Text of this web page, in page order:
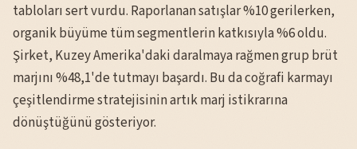
tabloları sert vurdu. Raporlanan satışlar %10 gerilerken,
organik büyüme tüm segmentlerin katkısıyla %6 oldu.
Şirket, Kuzey Amerika'daki daralmaya rağmen grup brüt
marjını %48,1'de tutmayı başardı. Bu da coğrafi karmayı
çeşitlendirme stratejisinin artık marj istikrarına
dönüştüğünü gösteriyor.